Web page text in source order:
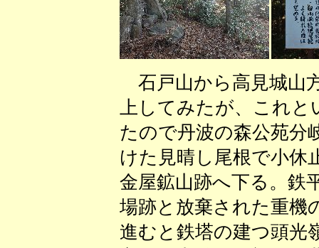
石戸山から高見城山
上してみたが、これと
たので丹波の森公苑分
けた見晴し尾根で小休
金屋鉱山跡へ下る。鉄
場跡と放棄された重機
進むと鉄塔の建つ頭光